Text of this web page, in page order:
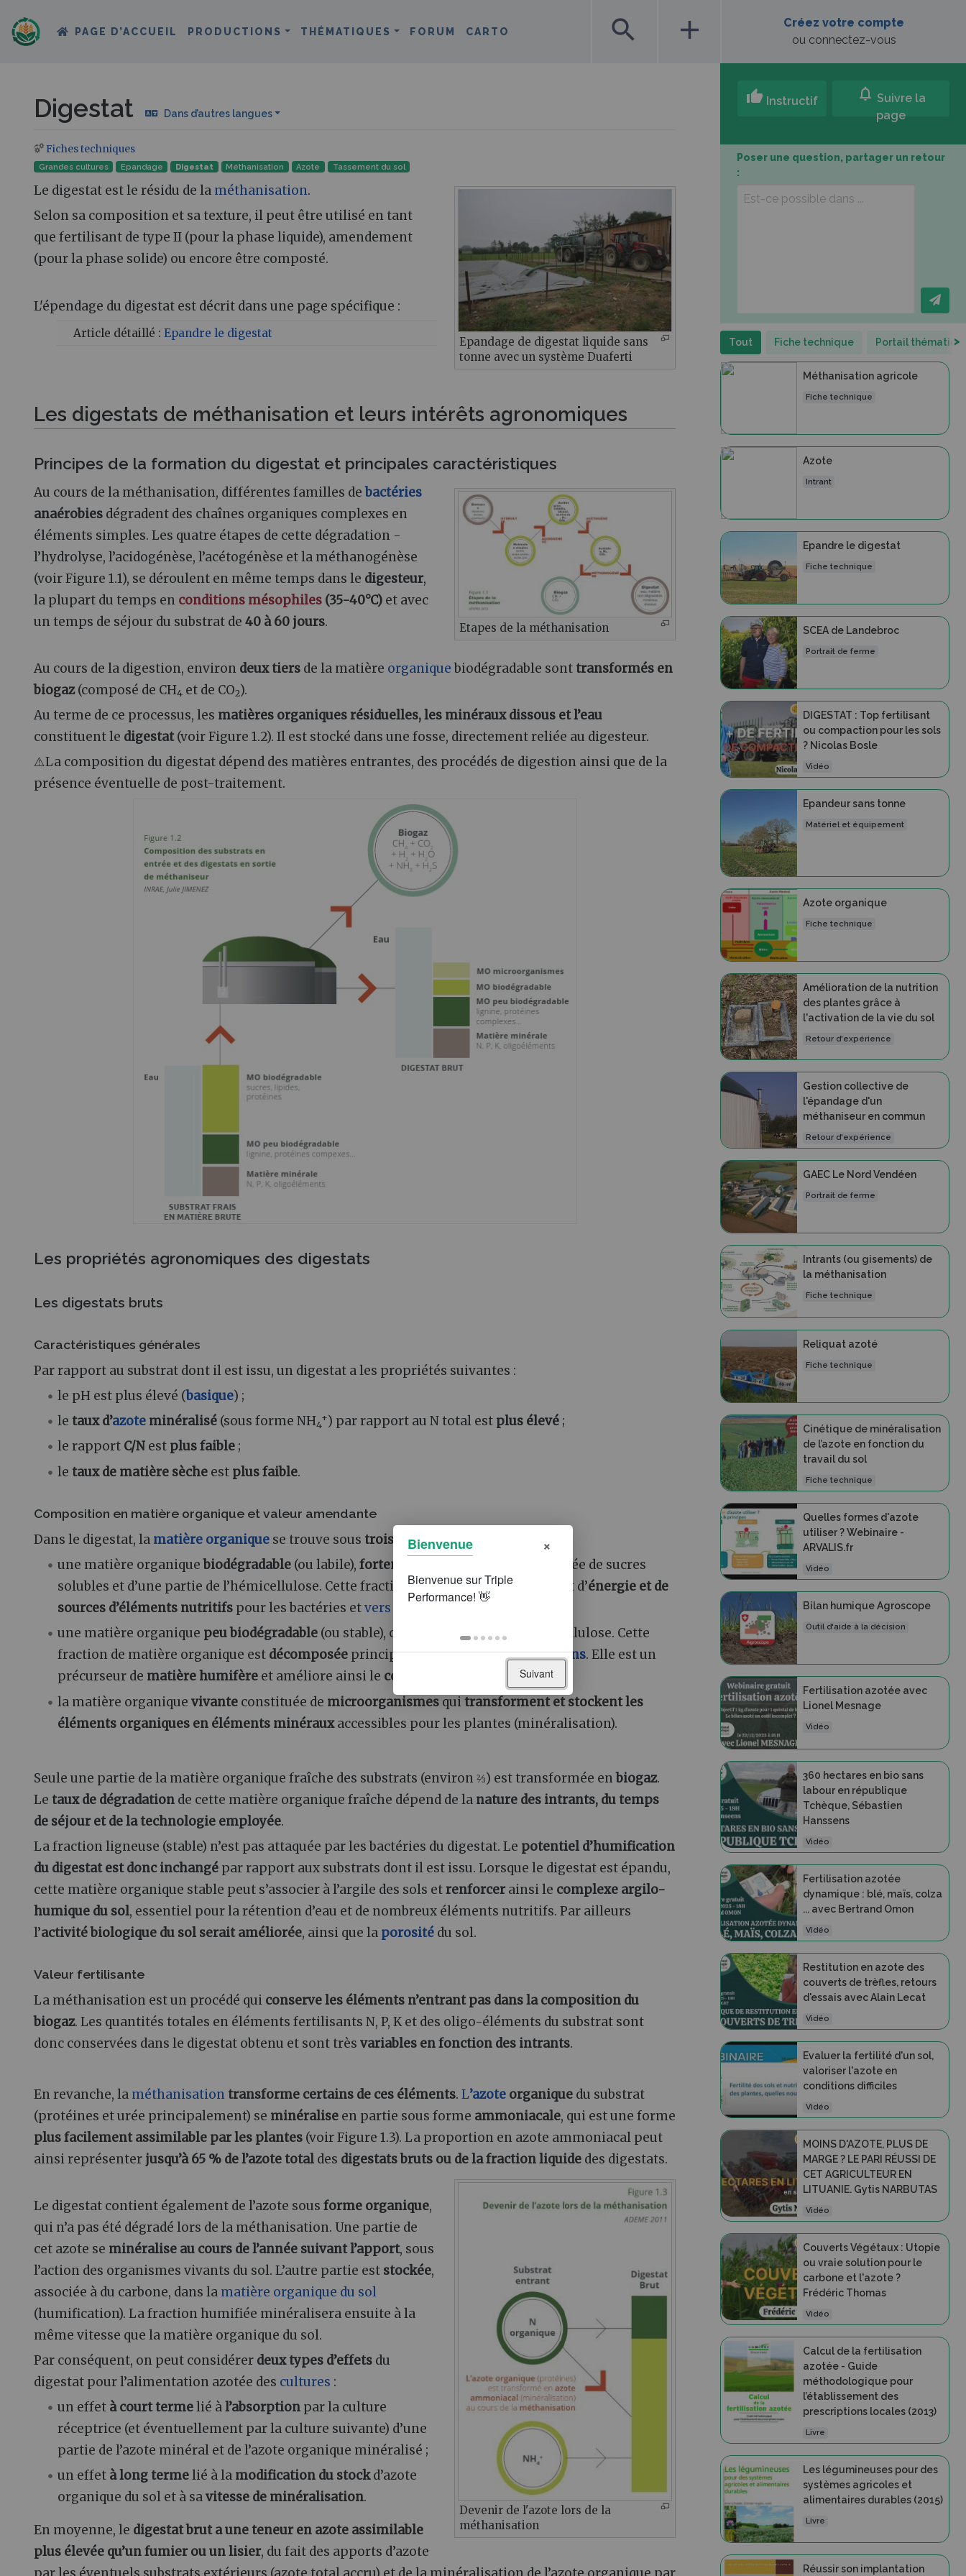
PAGE D’ACCUEIL PRODUCTIONS THÉMATIQUES FORUM CARTO search add
Créez votre compte
ou connectez-vous
Digestat Dans d’autres langues
Aller à :navigation
Fiches techniques
Grandes cultures Epandage Digestat Méthanisation Azote Tassement du sol
Epandage de digestat liquide sans
tonne avec un système Duaferti
Le digestat est le résidu de la méthanisation.
Selon sa composition et sa texture, il peut être utilisé en tant
que fertilisant de type II (pour la phase liquide), amendement
(pour la phase solide) ou encore être composté.
L'épendage du digestat est décrit dans une page spécifique :
Article détaillé :Epandre le digestat
Les digestats de méthanisation et leurs intérêts agronomiques
Principes de la formation du digestat et principales caractéristiques
Etapes de la méthanisation
Au cours de la méthanisation, différentes familles debactéries
anaérobies dégradent des chaînes organiques complexes en
éléments simples. Les quatre étapes de cette dégradation -
l’hydrolyse, l’acidogénèse, l’acétogénèse et la méthanogénèse
(voir Figure 1.1), se déroulent en même temps dans le digesteur,
la plupart du temps en conditions mésophiles (35-40°C) et avec
un temps de séjour du substrat de 40 à 60 jours.
Au cours de la digestion, environ deux tiers de la matière organiquebiodégradable sont transformés en
biogaz(composé de CH4 et de CO2).
Au terme de ce processus, les matières organiques résiduelles, les minéraux dissous et l’eau
constituent le digestat(voir Figure 1.2). Il est stocké dans une fosse, directement reliée au digesteur.
⚠️La composition du digestat dépend des matières entrantes, des procédés de digestion ainsi que de la
présence éventuelle de post-traitement.
Les propriétés agronomiques des digestats
Les digestats bruts
Caractéristiques générales
Par rapport au substrat dont il est issu, un digestat a les propriétés suivantes :
le pH est plus élevé (basique) ;
le taux d’azote minéralisé (sous forme NH4
+) par rapport au N total est plus élevé ;
le rapport C/N est plus faible ;
le taux de matière sèche est plus faible.
Composition en matière organique et valeur amendante
Dans le digestat, la matière organique se trouve sous trois formes(voir Figure 1.2) :
une matière organiquebiodégradable (ou labile),fortement minéralisable
, constituée de sucres
solubles et d’une partie de l’hémicellulose. Cette fraction de matière organique sert d’énergie et de
sources d’éléments nutritifs pour les bactéries etvers de terre
une matière organique peu biodégradable (ou stable), constituée de lignine et de cellulose. Cette
fraction de matière organique est décomposée principalement par leschampignons. Elle est un
précurseur de matière humifère et améliore ainsi le complexe argilo-humique;
la matière organiquevivante constituée de microorganismes quitransforment et stockent les
éléments organiques en éléments minérauxaccessibles pour les plantes (minéralisation).
Seule une partie de la matière organique fraîche des substrats (environ ⅔) est transformée enbiogaz.
Le taux de dégradation de cette matière organique fraîche dépend de la nature des intrants, du temps
de séjour et de la technologie employée.
La fraction ligneuse (stable) n’est pas attaquée par les bactéries du digestat. Le potentiel d’humification
du digestat est donc inchangé par rapport aux substrats dont il est issu. Lorsque le digestat est épandu,
cette matière organique stable peut s’associer à l’argile des sols etrenforcer ainsi le complexe argilo-
humique du sol, essentiel pour la rétention d’eau et de nombreux éléments nutritifs. Par ailleurs
l’activité biologique du sol serait améliorée, ainsi que la porosité du sol.
Valeur fertilisante
La méthanisation est un procédé qui conserve les éléments n’entrant pas dans la composition du
biogaz. Les quantités totales en éléments fertilisants N, P, K et des oligo-éléments du substrat sont
donc conservées dans le digestat obtenu et sont très variables en fonction des intrants.
En revanche, la méthanisation transforme certains de ces éléments. L’azote organique du substrat
(protéines et urée principalement) se minéralise en partie sous forme ammoniacale, qui est une forme
plus facilement assimilable par les plantes (voir Figure 1.3). La proportion en azote ammoniacal peut
ainsi représenter jusqu’à 65 % de l’azote total des digestats bruts ou de la fraction liquide des digestats.
Devenir de l'azote lors de la
méthanisation
Le digestat contient également de l’azote sous forme organique,
qui n’a pas été dégradé lors de la méthanisation. Une partie de
cet azote se minéralise au cours de l’année suivant l’apport, sous
l’action des organismes vivants du sol. L’autre partie est stockée,
associée à du carbone, dans la matière organique du sol
(humification). La fraction humifiée minéralisera ensuite à la
même vitesse que la matière organique du sol.
Par conséquent, on peut considérer deux types d’effets du
digestat pour l’alimentation azotée des cultures :
un effet à court termelié àl’absorption par la culture
réceptrice (et éventuellement par la culture suivante) d’une
partie de l’azote minéral et de l’azote organique minéralisé ;
un effet à long termelié à la modification du stockd’azote
organique du sol et à savitesse de minéralisation.
En moyenne, le digestat brut a une teneur en azote assimilable
plus élevée qu’un fumier ou un lisier, du fait des apports d’azote
thumb_up Instructif notifications Suivre la
page
Poser une question, partager un retour
:
Tout Fiche technique Portail >
Méthanisation agricole
Fiche technique
Azote
Intrant
Epandre le digestat
Fiche technique
SCEA de Landebroc
Portrait de ferme
DIGESTAT : Top fertilisant
ou compaction pour les sols
? Nicolas Bosle
Vidéo
Epandeur sans tonne
Matériel et équipement
Azote organique
Fiche technique
Amélioration de la nutrition
des plantes grâce à
l'activation de la vie du sol
Retour d'expérience
Gestion collective de
l'épandage d'un
méthaniseur en commun
Retour d'expérience
GAEC Le Nord Vendéen
Portrait de ferme
Intrants (ou gisements) de
la méthanisation
Fiche technique
Reliquat azoté
Fiche technique
Cinétique de minéralisation
de l’azote en fonction du
travail du sol
Fiche technique
Quelles formes d'azote
utiliser ? Webinaire -
ARVALIS.fr
Vidéo
Bilan humique Agroscope
Outil d'aide à la décision
Fertilisation azotée avec
Lionel Mesnage
Vidéo
360 hectares en bio sans
labour en république
Tchèque, Sébastien
Hanssens
Vidéo
Fertilisation azotée
dynamique : blé, maïs, colza
... avec Bertrand Omon
Vidéo
Restitution en azote des
couverts de trèfles, retours
d'essais avec Alain Lecat
Vidéo
Evaluer la fertilité d'un sol,
valoriser l'azote en
conditions difficiles
Vidéo
MOINS D'AZOTE, PLUS DE
MARGE ? LE PARI RÉUSSI DE
CET AGRICULTEUR EN
LITUANIE. Gytis NARBUTAS
Vidéo
Couverts Végétaux : Utopie
ou vraie solution pour le
carbone et l'azote ?
Frédéric Thomas
Vidéo
Calcul de la fertilisation
azotée - Guide
méthodologique pour
l’établissement des
prescriptions locales (2013)
Livre
Les légumineuses pour des
systèmes agricoles et
alimentaires durables (2015)
Livre
Réussir son implantation
Bienvenue ×
Suivant